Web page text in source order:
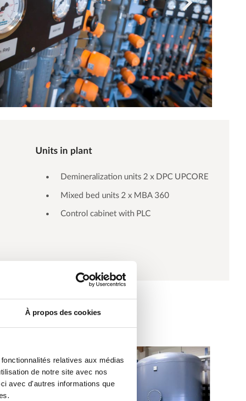
À propos des cookies
relatives aux médias
de notre site avec nos
avec d'autres informations que
Units in plant
Demineralization units 2 x DPC UPCORE
Mixed bed units 2 x MBA 360
Control cabinet with PLC